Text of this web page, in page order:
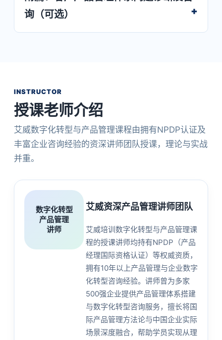
询（可选）
INSTRUCTOR
授课老师介绍
艾威数字化转型与产品管理课程由拥有NPDP认证及
丰富企业咨询经验的资深讲师团队授课，理论与实战
并重。
数字化转型
产品管理
讲师
艾威资深产品管理讲师团队
艾威培训数字化转型与产品管理课
程的授课讲师均持有NPDP（产品
经理国际资格认证）等权威资质，
拥有10年以上产品管理与企业数字
化转型咨询经验。讲师曾为多家
500强企业提供产品管理体系搭建
与数字化转型咨询服务，擅长将国
际产品管理方法论与中国企业实际
场景深度融合，帮助学员实现从理